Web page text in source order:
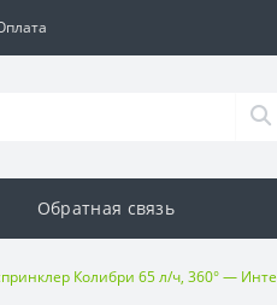
Обратная связь
Колибри 65 л/ч, 360° —